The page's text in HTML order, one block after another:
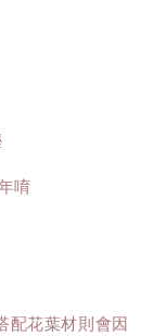
唷
配花葉材則會因